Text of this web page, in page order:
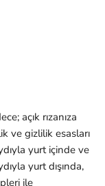
açık rızanıza
ve gizlilik esasları
yurt içinde ve
yurt dışında,
ile